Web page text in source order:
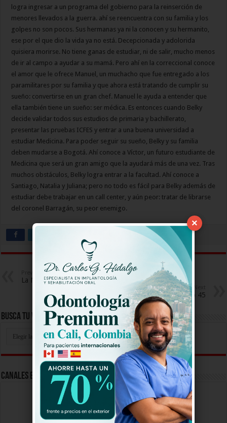
logra ingresar a un programa del gobierno para la reinserción de
menores llevados a la guerra. ahí se reencuentra con su familia y los
golpes no son pocos. Sus hermanas ya ni la conocen y su hermanito,
ese por el que dio la vida ya no está. Decepcionada y adolorida
quisiera morirse. No tiene ganas de estudiar, ni de salir, mucho menos
de ir al campo a ayudar a su mamá. Pero ahí en la correccional conoce
el amor que le ofrece Manuel, un muchacho que fue entregado a los
paramilitares por su familia y que ahora está tratando de cumplir su
sueño: convertirse en un gran chef. Manuel le ayuda a entender que
ella también tiene un sueño: ser médica. Es entonces cuando Belky
decide validar todos sus estudios de primaria y bachillerato,
presentar las pruebas ICFES y entrar a una buena universidad a
estudiar Medicina. Para poder seguir su sueño, Belky y su familia
deben mudarse a Bogotá. Ahí conoce a Víctor, un futuro estudiante de
Medicina que será un gran amigo que la ayudará más de una vez. Tras
muchos obstáculos, Belky logra entrar a la facultad. Ahí conoce a
Santiago, Natalia y Juliana; pero no todo es fácil para Belky además de
estudiar debe trabajar en un call center, y aún peor: tratar de librarse
del coronel Barragán, su peor enemigo.
Previous
La Niña Capitulo 43
La Niña Capitulo 45
Busca Tu Video Aqui
Aqui
Canales En Vivo
×